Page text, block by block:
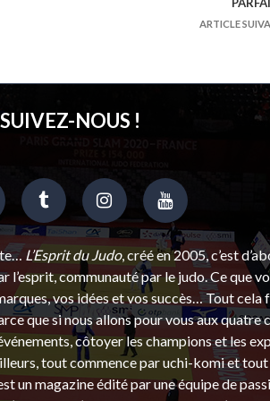
ARTICLE
SUIVEZ-NOUS !
L’Esprit du Judo, créé en 2005, c’est
l’esprit, communauté par le judo. Ce que
vos idées et vos succès… Tout cela
que si nous allons pour vous aux quatre
côtoyer les champions et les
tout commence par uchi-komi et
un magazine édité par une équipe de